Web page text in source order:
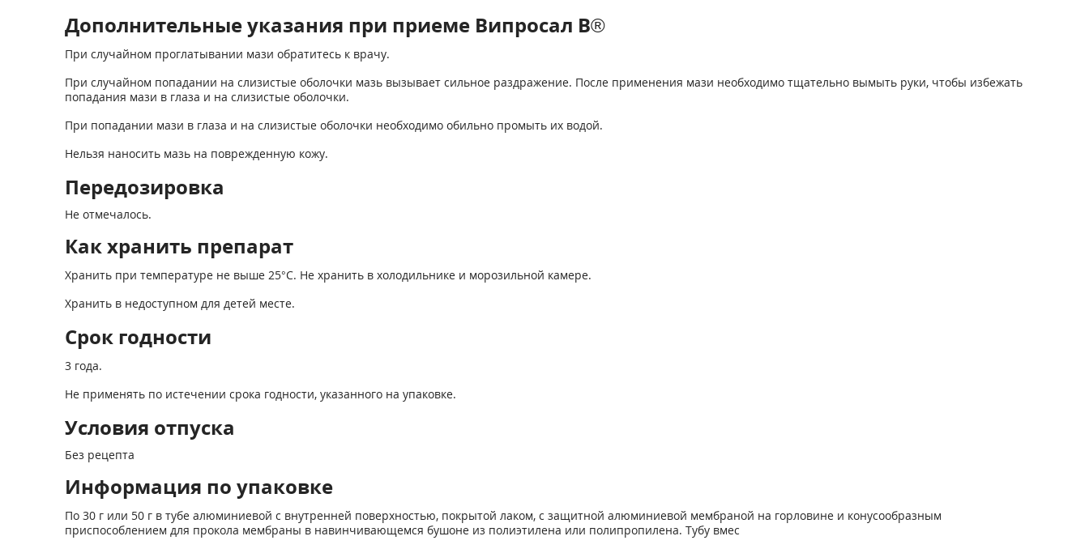
Дополнительные указания при приеме Випросал В®
При случайном проглатывании мази обратитесь к врачу.
При случайном попадании на слизистые оболочки мазь вызывает сильное раздражение. После применения мази необходимо тщательно вымыть руки, чтобы избежать
попадания мази в глаза и на слизистые оболочки.
При попадании мази в глаза и на слизистые оболочки необходимо обильно промыть их водой.
Нельзя наносить мазь на поврежденную кожу.
Передозировка
Не отмечалось.
Как хранить препарат
Хранить при температуре не выше 25°С. Не хранить в холодильнике и морозильной камере.
Хранить в недоступном для детей месте.
Срок годности
3 года.
Не применять по истечении срока годности, указанного на упаковке.
Условия отпуска
Без рецепта
Информация по упаковке
По 30 г или 50 г в тубе алюминиевой с внутренней поверхностью, покрытой лаком, с защитной алюминиевой мембраной на горловине и конусообразным
приспособлением для прокола мембраны в навинчивающемся бушоне из полиэтилена или полипропилена. Тубу вмес